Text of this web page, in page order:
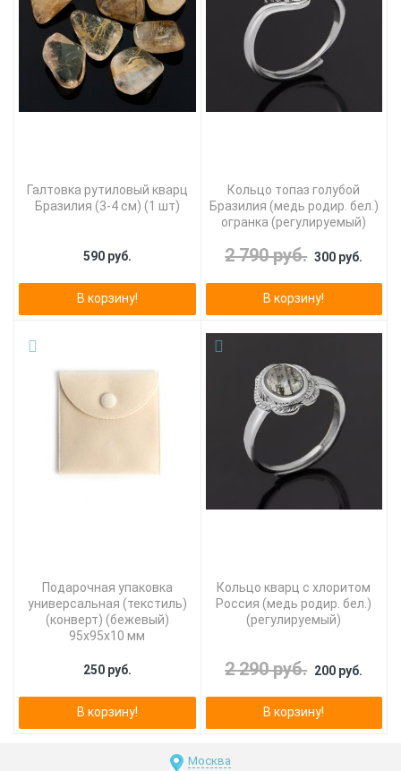
Галтовка рутиловый кварц
Бразилия (3-4 см) (1 шт)
590 руб.
В корзину!
Кольцо топаз голубой
Бразилия (медь родир. бел.)
огранка (регулируемый)
2 790 руб. 300 руб.
В корзину!
Подарочная упаковка
универсальная (текстиль)
(конверт) (бежевый)
95х95х10 мм
250 руб.
В корзину!
Кольцо кварц с хлоритом
Россия (медь родир. бел.)
(регулируемый)
2 290 руб. 200 руб.
В корзину!
Москва